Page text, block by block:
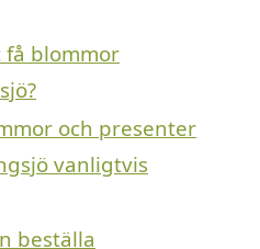
få blommor
och presenter
vanligtvis
beställa